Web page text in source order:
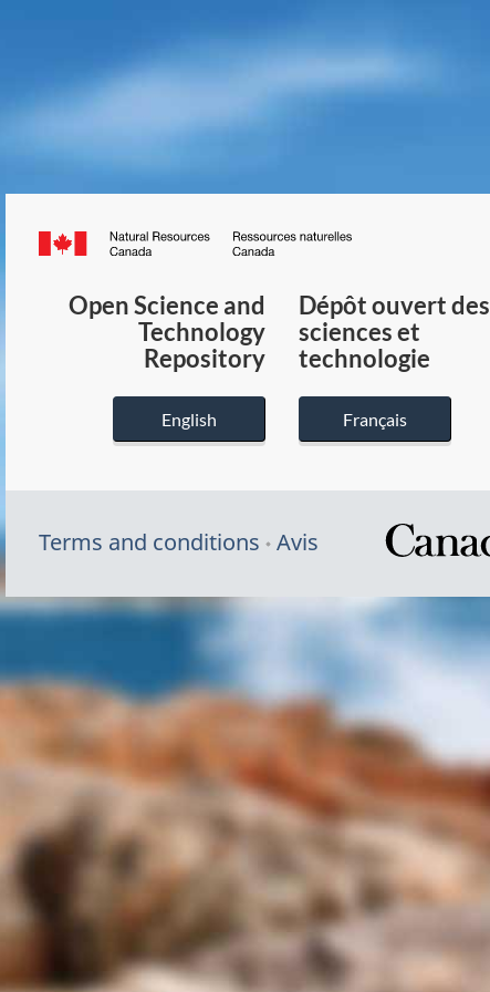
Canada.ca
du
Canada
Open Science and
Technology
Repository
English
Dépôt ouvert des
sciences et
technologie
Français
Terms and conditions Avis